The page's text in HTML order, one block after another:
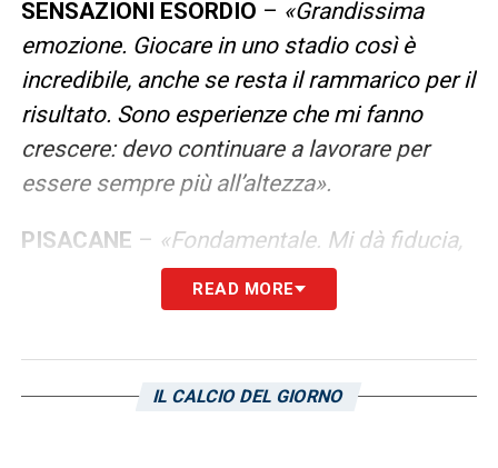
SENSAZIONI ESORDIO – «Grandissima
emozione. Giocare in uno stadio così è
incredibile, anche se resta il rammarico per il
risultato. Sono esperienze che mi fanno
crescere: devo continuare a lavorare per
essere sempre più all’altezza».
PISACANE – «Fondamentale. Mi dà fiducia,
mi parla tanto, mi aiuta a capire cosa fare in
campo. Sentire questa fiducia è importante
compagni che ho incontrato sinora nel
READ MORE
IL CALCIO DEL GIORNO